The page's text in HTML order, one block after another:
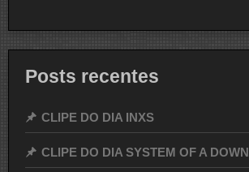
Posts recentes
CLIPE DO DIA INXS
CLIPE DO DIA SYSTEM OF A DOWN